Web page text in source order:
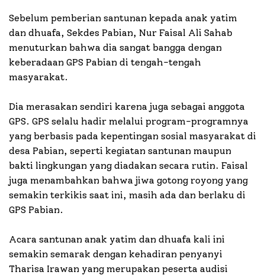
Sebelum pemberian santunan kepada anak yatim
dan dhuafa, Sekdes Pabian, Nur Faisal Ali Sahab
menuturkan bahwa dia sangat bangga dengan
keberadaan GPS Pabian di tengah-tengah
masyarakat.
Dia merasakan sendiri karena juga sebagai anggota
GPS. GPS selalu hadir melalui program-programnya
yang berbasis pada kepentingan sosial masyarakat di
desa Pabian, seperti kegiatan santunan maupun
bakti lingkungan yang diadakan secara rutin. Faisal
juga menambahkan bahwa jiwa gotong royong yang
semakin terkikis saat ini, masih ada dan berlaku di
GPS Pabian.
Acara santunan anak yatim dan dhuafa kali ini
semakin semarak dengan kehadiran penyanyi
Tharisa Irawan yang merupakan peserta audisi